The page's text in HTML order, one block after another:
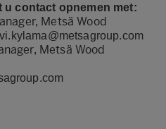
u contact opnemen met:
Metsä Wood
Metsä Wood